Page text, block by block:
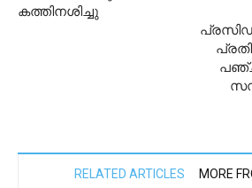
കത്തിനശിച്ചു
RELATED ARTICLES MORE